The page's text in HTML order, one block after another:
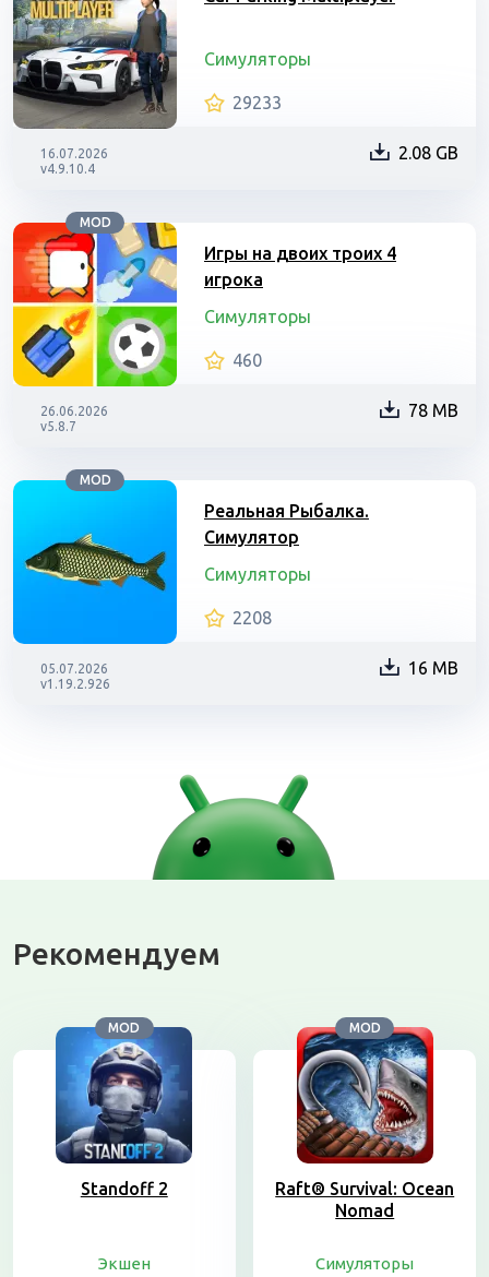
Симуляторы
29233
16.07.2026
v4.9.10.4
2.08 GB
MOD
Игры на двоих троих 4
игрока
Симуляторы
460
26.06.2026
v5.8.7
78 MB
MOD
Реальная Рыбалка.
Симулятор
Симуляторы
2208
05.07.2026
v1.19.2.926
16 MB
Рекомендуем
MOD
Standoff 2
Экшен
MOD
Raft® Survival: Ocean
Nomad
Симуляторы